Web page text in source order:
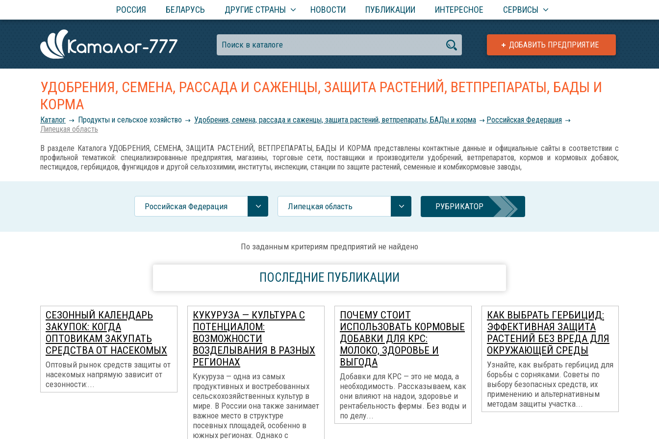
РОССИЯ БЕЛАРУСЬ ДРУГИЕ СТРАНЫ НОВОСТИ ПУБЛИКАЦИИ ИНТЕРЕСНОЕ СЕРВИСЫ
ДОБАВИТЬ ПРЕДПРИЯТИЕ
УДОБРЕНИЯ, СЕМЕНА, РАССАДА И САЖЕНЦЫ, ЗАЩИТА РАСТЕНИЙ, ВЕТПРЕПАРАТЫ, БАДЫ И
КОРМА
Каталог Продукты и сельское хозяйство Удобрения, семена, рассада и саженцы, защита растений, ветпрепараты, БАДы и корма
Российcкая Федерация
Липецкая область
В разделе Каталога УДОБРЕНИЯ, СЕМЕНА, ЗАЩИТА РАСТЕНИЙ, ВЕТПРЕПАРАТЫ, БАДЫ И КОРМА представлены контактные данные и официальные сайты в соответствии с
профильной тематикой: специализированные предприятия, магазины, торговые сети, поставщики и производители удобрений, ветпрепаратов, кормов и кормовых добавок,
пестицидов, гербицидов, фунгицидов и другой сельхозхимии, институты, инспекции, станции по защите растений, семенные и комбикормовые заводы,
Российcкая Федерация Липецкая область РУБРИКАТОР
По заданным критериям предприятий не найдено
ПОСЛЕДНИЕ ПУБЛИКАЦИИ
СЕЗОННЫЙ КАЛЕНДАРЬ
ЗАКУПОК: КОГДА
ОПТОВИКАМ ЗАКУПАТЬ
СРЕДСТВА ОТ НАСЕКОМЫХ
Оптовый рынок средств защиты от
насекомых напрямую зависит от
сезонности:...
КУКУРУЗА — КУЛЬТУРА С
ПОТЕНЦИАЛОМ:
ВОЗМОЖНОСТИ
ВОЗДЕЛЫВАНИЯ В РАЗНЫХ
РЕГИОНАХ
Кукуруза — одна из самых
продуктивных и востребованных
сельскохозяйственных культур в
мире. В России она также занимает
важное место в структуре
посевных площадей, особенно в
южных регионах. Однако с
ПОЧЕМУ СТОИТ
ИСПОЛЬЗОВАТЬ КОРМОВЫЕ
ДОБАВКИ ДЛЯ КРС:
МОЛОКО, ЗДОРОВЬЕ И
ВЫГОДА
Добавки для КРС — это не мода, а
необходимость. Рассказываем, как
они влияют на надои, здоровье и
рентабельность фермы. Без воды и
по делу...
КАК ВЫБРАТЬ ГЕРБИЦИД:
ЭФФЕКТИВНАЯ ЗАЩИТА
РАСТЕНИЙ БЕЗ ВРЕДА ДЛЯ
ОКРУЖАЮЩЕЙ СРЕДЫ
Узнайте, как выбрать гербицид для
борьбы с сорняками. Советы по
выбору безопасных средств, их
применению и альтернативным
методам защиты участка...